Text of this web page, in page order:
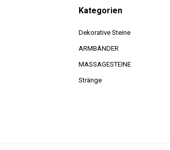
Kategorien
Dekorative Steine
ARMBÄNDER
MASSAGESTEINE
Stränge